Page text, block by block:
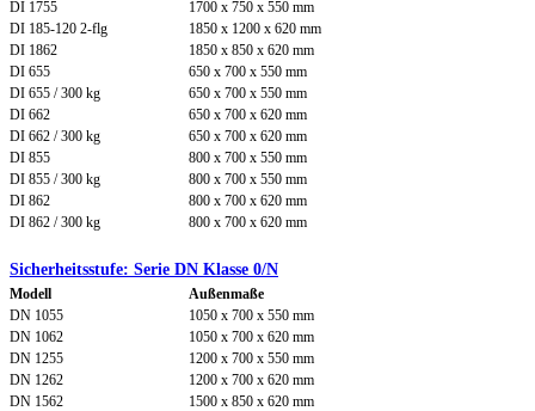
DI 1755
1700 x 750 x 550 mm
DI 185-120 2-flg
1850 x 1200 x 620 mm
DI 1862
1850 x 850 x 620 mm
DI 655
650 x 700 x 550 mm
DI 655 / 300 kg
650 x 700 x 550 mm
DI 662
650 x 700 x 620 mm
DI 662 / 300 kg
650 x 700 x 620 mm
DI 855
800 x 700 x 550 mm
DI 855 / 300 kg
800 x 700 x 550 mm
DI 862
800 x 700 x 620 mm
DI 862 / 300 kg
800 x 700 x 620 mm
Sicherheitsstufe: Serie DN Klasse 0/N
Modell
Außenmaße
DN 1055
1050 x 700 x 550 mm
DN 1062
1050 x 700 x 620 mm
DN 1255
1200 x 700 x 550 mm
DN 1262
1200 x 700 x 620 mm
DN 1562
1500 x 850 x 620 mm